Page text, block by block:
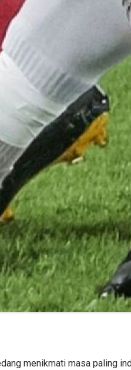
menikmati masa paling